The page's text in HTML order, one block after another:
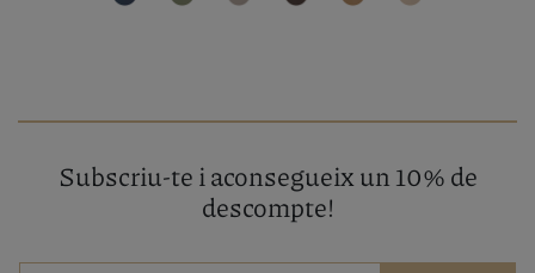
Subscriu-te i aconsegueix un 10% de
descompte!